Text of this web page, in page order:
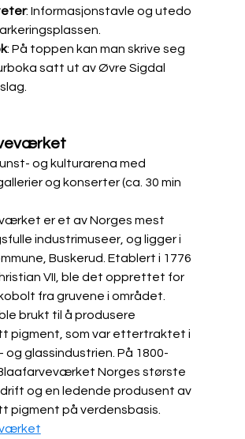
: Informasjonstavle og utedo
: På toppen kan man skrive seg
satt ut av Øvre Sigdal
og kulturarena med
og konserter (ca. 30 min
er et av Norges mest
industrimuseer, og ligger i
Buskerud. Etablert i 1776
VII, ble det opprettet for
fra gruvene i området.
brukt til å produsere
pigment, som var ettertraktet i
og glassindustrien. På 1800-
Norges største
og en ledende produsent av
pigment på verdensbasis.